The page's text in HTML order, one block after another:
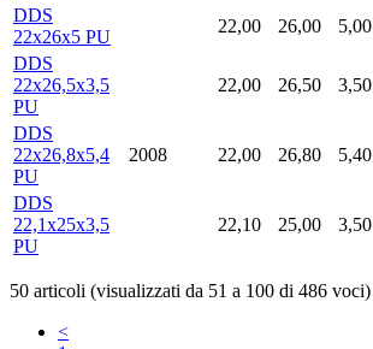
DDS
22x26x5 PU
22,00 26,00 5,00
DDS
22x26,5x3,5
PU
22,00 26,50 3,50
DDS
22x26,8x5,4
PU
2008 22,00 26,80 5,40
DDS
22,1x25x3,5
PU
22,10 25,00 3,50
50 articoli (visualizzati da 51 a 100 di 486 voci)
<